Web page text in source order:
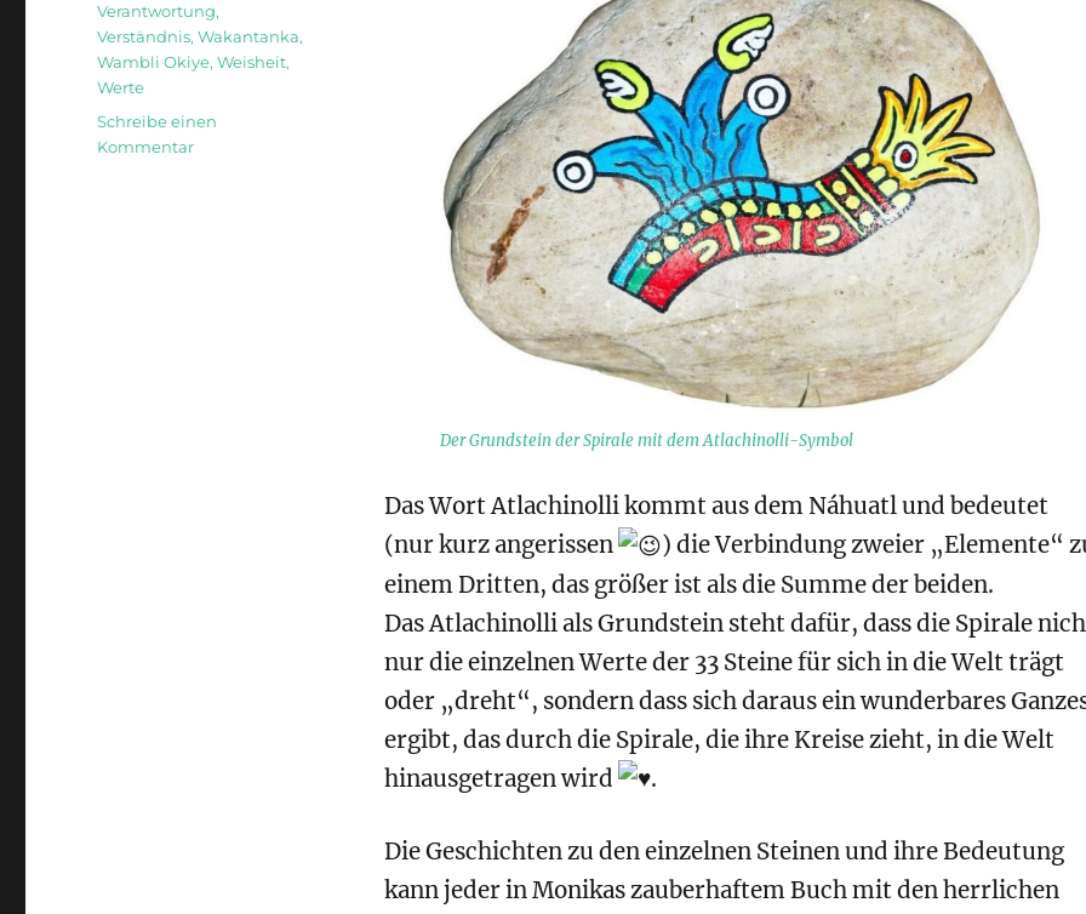
Der Grundstein der Spirale mit dem Atlachinolli-Symbol
Das Wort Atlachinolli kommt aus dem Náhuatl und bedeutet
(nur kurz angerissen
) die Verbindung zweier „Elemente“
einem Dritten, das größer ist als die Summe der beiden.
Das Atlachinolli als Grundstein steht dafür, dass die Spirale
nur die einzelnen Werte der 33 Steine für sich in die Welt trägt
oder „dreht“, sondern dass sich daraus ein wunderbares
ergibt, das durch die Spirale, die ihre Kreise zieht, in die Welt
hinausgetragen wird
.
Die Geschichten zu den einzelnen Steinen und ihre Bedeutung
kann jeder in Monikas zauberhaftem Buch mit den herrlichen
Verantwortung,
Verständnis,Wakantanka,
Wambli Okiye,Weisheit,
Werte
Schreibe einen
Kommentarzu